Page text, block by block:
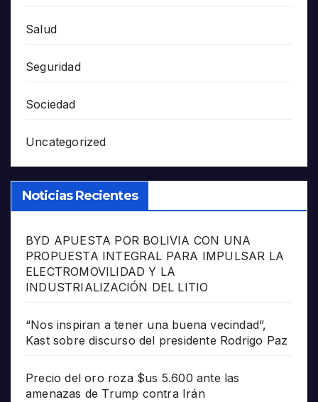
Salud
Seguridad
Sociedad
Uncategorized
Noticias Recientes
BYD APUESTA POR BOLIVIA CON UNA
PROPUESTA INTEGRAL PARA IMPULSAR LA
ELECTROMOVILIDAD Y LA
INDUSTRIALIZACIÓN DEL LITIO
“Nos inspiran a tener una buena vecindad”,
Kast sobre discurso del presidente Rodrigo Paz
Precio del oro roza $us 5.600 ante las
amenazas de Trump contra Irán